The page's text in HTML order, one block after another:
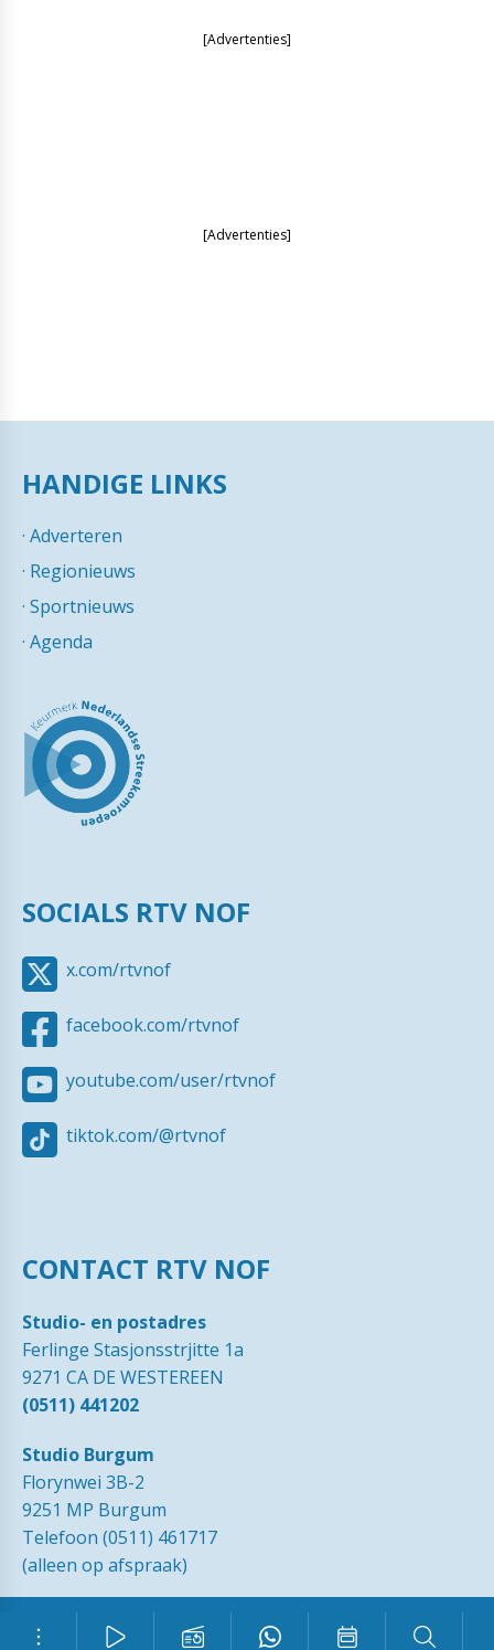
[Advertenties]
[Advertenties]
HANDIGE LINKS
· Adverteren
· Regionieuws
· Sportnieuws
· Agenda
SOCIALS RTV NOF
x.com/rtvnof
facebook.com/rtvnof
youtube.com/user/rtvnof
tiktok.com/@rtvnof
CONTACT RTV NOF
Studio- en postadres
Ferlinge Stasjonsstrjitte 1a
9271 CA DE WESTEREEN
(0511) 441202
Studio Burgum
Florynwei 3B-2
9251 MP Burgum
Telefoon (0511) 461717
(alleen op afspraak)
© 1989 - 2026 RTVNOF·Contact Tip de redactie
Ingezonden
·Disclaimer ·Privacy Statement RTV NOF Vrijwilliger